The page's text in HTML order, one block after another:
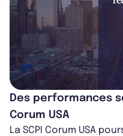
Des performances
Corum USA
La SCPI Corum USA